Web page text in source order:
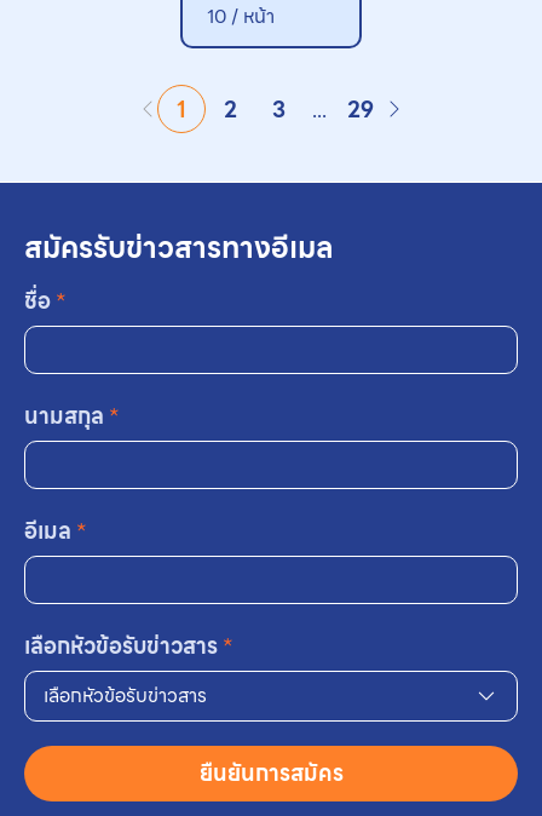
10 / หน้า
1 2 3 ... 29
สมัครรับข่าวสารทางอีเมล
ชื่อ*
นามสกุล *
อีเมล *
เลือกหัวข้อรับข่าวสาร*
เลือกหัวข้อรับข่าวสาร
ยืนยันการสมัคร